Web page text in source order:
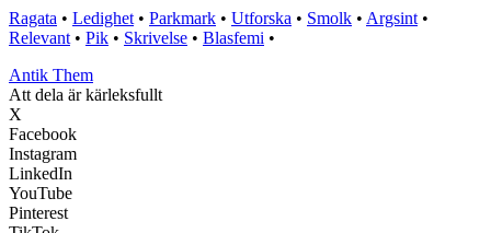
Ragata • Ledighet • Parkmark • Utforska • Smolk • Argsint •
Relevant • Pik • Skrivelse • Blasfemi •
Antik Them
Att dela är kärleksfullt
X
Facebook
Instagram
LinkedIn
YouTube
Pinterest